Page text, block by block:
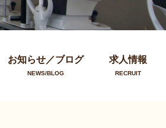
お知らせ／ブログ
NEWS/BLOG
求人情報
RECRUIT